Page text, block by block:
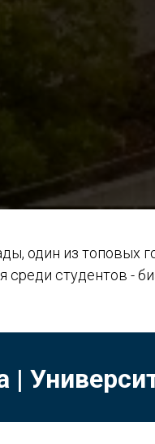
один из топовых
среди студентов -
|